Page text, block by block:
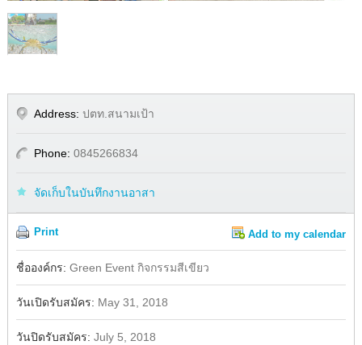
Address: ปตท.สนามเป้า
Phone: 0845266834
จัดเก็บในบันทึกงานอาสา
Print Add to my calendar
ชื่อองค์กร: Green Event กิจกรรมสีเขียว
วันเปิดรับสมัคร: May 31, 2018
วันปิดรับสมัคร: July 5, 2018